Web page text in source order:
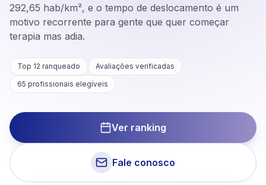
292,65 hab/km², e o tempo de deslocamento é um
motivo recorrente para gente que quer começar
terapia mas adia.
Top 12 ranqueado
Avaliações verificadas
65 profissionais elegíveis
Ver ranking
Fale conosco